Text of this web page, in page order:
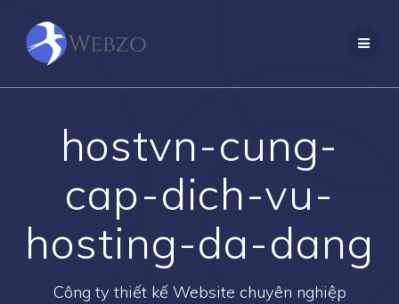
hostvn-cung-
cap-dich-vu-
hosting-da-dang
Công ty thiết kế Website chuyên nghiệp